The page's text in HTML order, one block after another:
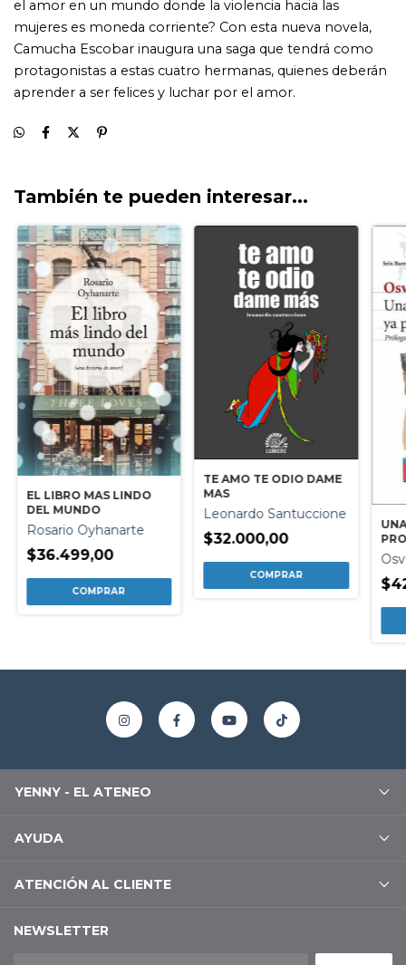
También te pueden interesar...
EL LIBRO MAS LINDO
DEL MUNDO
Rosario Oyhanarte
$36.499,00
TE AMO TE ODIO DAME
MAS
Leonardo Santuccione
$32.000,00
YENNY - EL ATENEO
AYUDA
ATENCIÓN AL CLIENTE
NEWSLETTER